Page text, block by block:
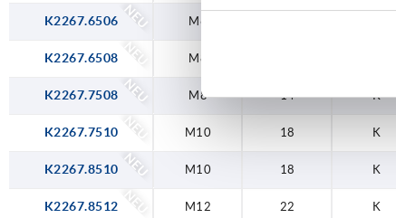
NEU
K2267.6506 M6
NEU
K2267.6508 M8
NEU
K2267.7508 M8 14 K
NEU
K2267.7510 M10 18 K
NEU
K2267.8510 M10 18 K
NEU
K2267.8512 M12 22 K